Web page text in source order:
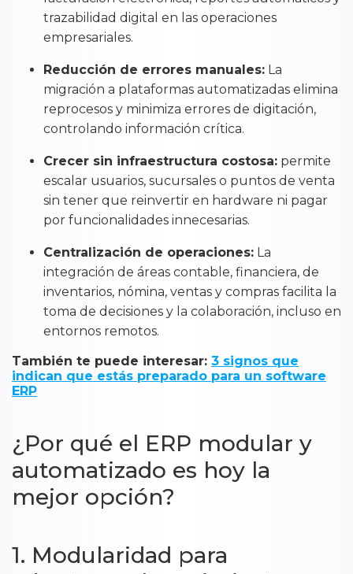
trazabilidad digital en las operaciones
empresariales.
Reducción de errores manuales: La
migración a plataformas automatizadas elimina
reprocesos y minimiza errores de digitación,
controlando información crítica.
Crecer sin infraestructura costosa: permite
escalar usuarios, sucursales o puntos de venta
sin tener que reinvertir en hardware ni pagar
por funcionalidades innecesarias.
Centralización de operaciones: La
integración de áreas contable, financiera, de
inventarios, nómina, ventas y compras facilita la
toma de decisiones y la colaboración, incluso en
entornos remotos.
También te puede interesar: 3 signos que
indican que estás preparado para un software
ERP
¿Por qué el ERP modular y
automatizado es hoy la
mejor opción?
1. Modularidad para